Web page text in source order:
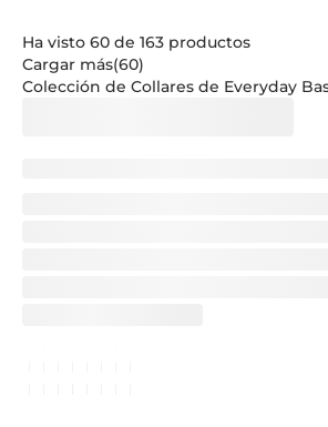
Ha visto 60 de 163 productos
Cargar más(60)
Colección de Collares de Everyday